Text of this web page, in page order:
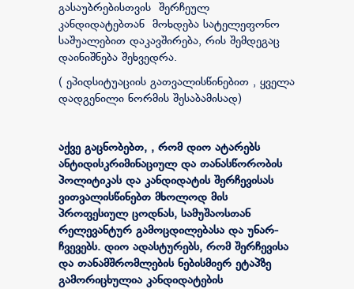
გასაუბრებისთვის შერჩეულ
კანდიდატებთან მოხდება სატელეფონო
საშუალებით დაკავშირება, რის შემდეგაც
დაინიშნება შეხვედრა.
( ეპიდსიტუაციის გათვალისწინებით , ყველა
დადგენილი ნორმის შესაბამისად)
აქვე გაცნობებთ, , რომ დიო ატარებს
ანტიდისკრიმინაციულ და თანასწორობის
პოლიტიკას და კანდიდატის შერჩევისას
ვითვალისწინებთ მხოლოდ მის
პროფესიულ ცოდნას, სამუშაოსთან
რელევანტურ გამოცდილებასა და უნარ-
ჩვევებს. დიო ადასტურებს, რომ შერჩევისა
და თანამშრომლების ნებისმიერ ეტაპზე
გამორიცხულია კანდიდატების